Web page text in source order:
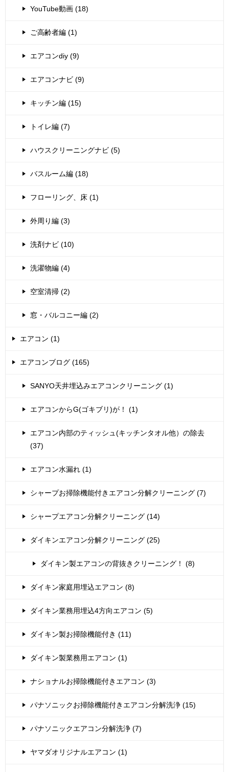
YouTube動画 (18)
ご高齢者編 (1)
エアコンdiy (9)
エアコンナビ (9)
キッチン編 (15)
トイレ編 (7)
ハウスクリーニングナビ (5)
バスルーム編 (18)
フローリング、床 (1)
外周り編 (3)
洗剤ナビ (10)
洗濯物編 (4)
空室清掃 (2)
窓・バルコニー編 (2)
エアコン (1)
エアコンブログ (165)
SANYO天井埋込みエアコンクリーニング (1)
エアコンからG(ゴキブリ)が！ (1)
エアコン内部のティッシュ(キッチンタオル他）の除去
(37)
エアコン水漏れ (1)
シャープお掃除機能付きエアコン分解クリーニング (7)
シャープエアコン分解クリーニング (14)
ダイキンエアコン分解クリーニング (25)
ダイキン製エアコンの背抜きクリーニング！ (8)
ダイキン家庭用埋込エアコン (8)
ダイキン業務用埋込4方向エアコン (5)
ダイキン製お掃除機能付き (11)
ダイキン製業務用エアコン (1)
ナショナルお掃除機能付きエアコン (3)
パナソニックお掃除機能付きエアコン分解洗浄 (15)
パナソニックエアコン分解洗浄 (7)
ヤマダオリジナルエアコン (1)